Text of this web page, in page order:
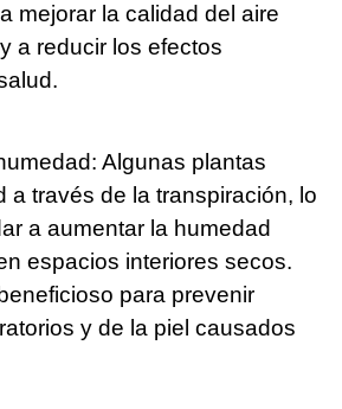
mejorar la calidad del aire
a reducir los efectos
Algunas plantas
a través de la transpiración, lo
a aumentar la humedad
espacios interiores secos.
para prevenir
y de la piel causados